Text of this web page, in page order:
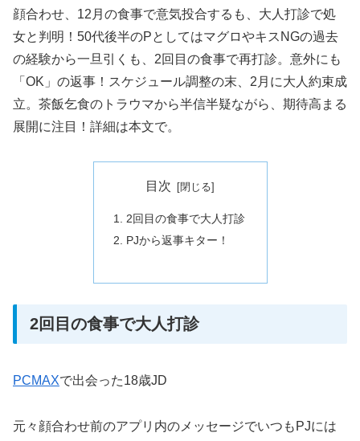
顔合わせ、12月の食事で意気投合するも、大人打診で処
女と判明！50代後半のPとしてはマグロやキスNGの過去
の経験から一旦引くも、2回目の食事で再打診。意外にも
「OK」の返事！スケジュール調整の末、2月に大人約束成
立。茶飯乞食のトラウマから半信半疑ながら、期待高まる
展開に注目！詳細は本文で。
目次
2回目の食事で大人打診
PJから返事キター！
2回目の食事で大人打診
PCMAXで出会った18歳JD
元々顔合わせ前のアプリ内のメッセージでいつもPJには